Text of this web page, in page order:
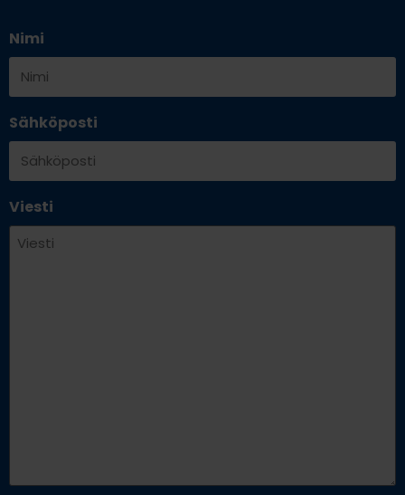
Nimi
Sähköposti
Viesti